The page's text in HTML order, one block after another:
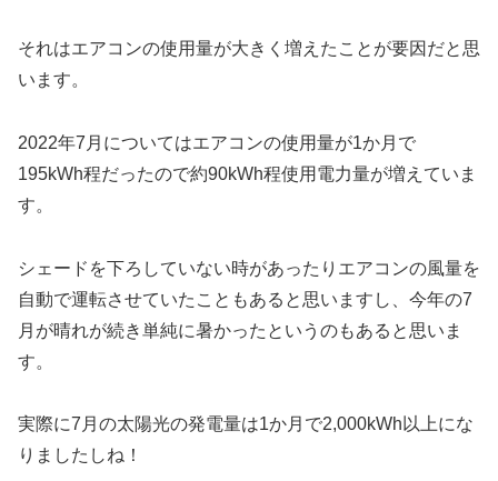
それはエアコンの使用量が大きく増えたことが要因だと思
います。
2022年7月についてはエアコンの使用量が1か月で
195kWh程だったので約90kWh程使用電力量が増えていま
す。
シェードを下ろしていない時があったりエアコンの風量を
自動で運転させていたこともあると思いますし、今年の7
月が晴れが続き単純に暑かったというのもあると思いま
す。
実際に7月の太陽光の発電量は1か月で2,000kWh以上にな
りましたしね！